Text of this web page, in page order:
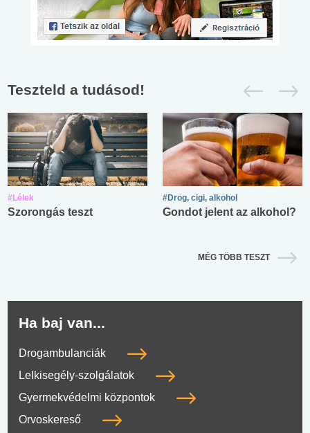
Teszteld a tudásod!
#Lélek
Szorongás teszt
#Drog, cigi, alkohol
Gondot jelent az alkohol?
MÉG TÖBB TESZT
Ha baj van...
Drogambulanciák
Lelkisegély-szolgálatok
Gyermekvédelmi központok
Orvoskereső